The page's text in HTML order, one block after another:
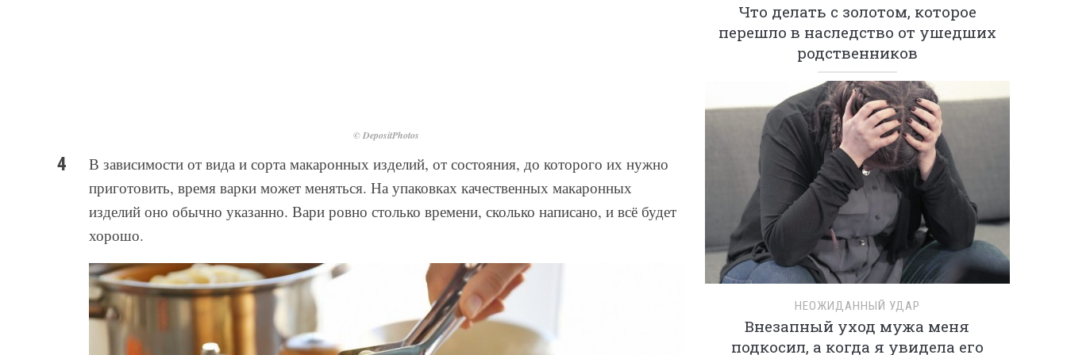
© DepositPhotos
В зависимости от вида и сорта макаронных изделий, от состояния, до которого их нужно
приготовить, время варки может меняться. На упаковках качественных макаронных
изделий оно обычно указанно. Вари ровно столько времени, сколько написано, и всё будет
хорошо.
Что делать с золотом, которое
перешло в наследство от ушедших
родственников
НЕОЖИДАННЫЙ УДАР
Внезапный уход мужа меня
подкосил, а когда я увидела его